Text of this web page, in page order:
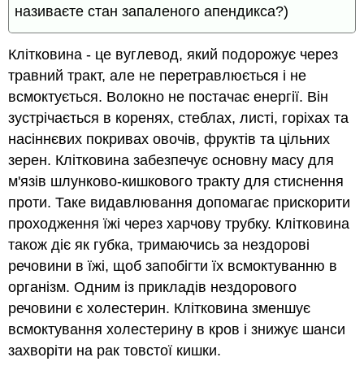
називаєте стан запаленого апендикса?)
Клітковина - це вуглевод, який подорожує через
травний тракт, але не перетравлюється і не
всмоктується. Волокно не постачає енергії. Він
зустрічається в коренях, стеблах, листі, горіхах та
насіннєвих покривах овочів, фруктів та цільних
зерен. Клітковина забезпечує основну масу для
м'язів шлунково-кишкового тракту для стиснення
проти. Таке видавлювання допомагає прискорити
проходження їжі через харчову трубку. Клітковина
також діє як губка, тримаючись за нездорові
речовини в їжі, щоб запобігти їх всмоктуванню в
організм. Одним із прикладів нездорового
речовини є холестерин. Клітковина зменшує
всмоктування холестерину в кров і знижує шанси
захворіти на рак товстої кишки.